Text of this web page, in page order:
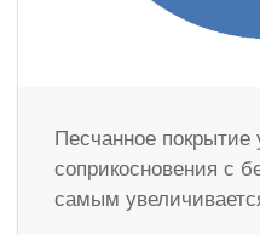
Песчанное
соприкосновения с
самым